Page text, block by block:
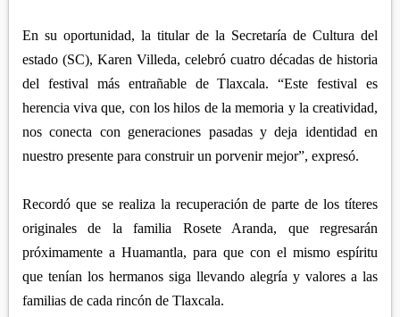
En su oportunidad, la titular de la Secretaría de Cultura del
estado (SC), Karen Villeda, celebró cuatro décadas de historia
del festival más entrañable de Tlaxcala. “Este festival es
herencia viva que, con los hilos de la memoria y la creatividad,
nos conecta con generaciones pasadas y deja identidad en
nuestro presente para construir un porvenir mejor”, expresó.
Recordó que se realiza la recuperación de parte de los títeres
originales de la familia Rosete Aranda, que regresarán
próximamente a Huamantla, para que con el mismo espíritu
que tenían los hermanos siga llevando alegría y valores a las
familias de cada rincón de Tlaxcala.